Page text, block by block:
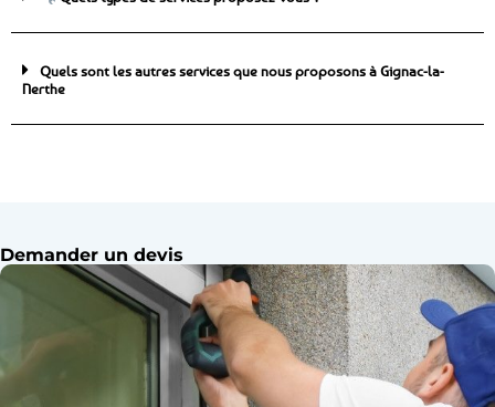
Quels sont les autres services que nous proposons à Gignac-la-
Nerthe
Demander un devis